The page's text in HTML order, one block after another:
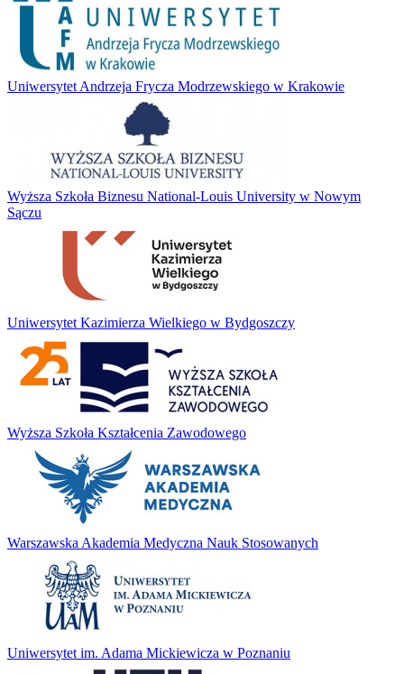
Uniwersytet Andrzeja Frycza Modrzewskiego w Krakowie
Wyższa Szkoła Biznesu National-Louis University w Nowym
Sączu
Uniwersytet Kazimierza Wielkiego w Bydgoszczy
Wyższa Szkoła Kształcenia Zawodowego
Warszawska Akademia Medyczna Nauk Stosowanych
Uniwersytet im. Adama Mickiewicza w Poznaniu